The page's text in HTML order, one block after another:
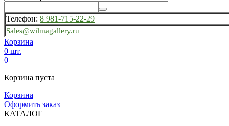
Телефон: 8 981-715-22-29
Sales@wilmagallery.ru
Корзина
0 шт.
0
Корзина пуста
Корзина
Оформить заказ
КАТАЛОГ